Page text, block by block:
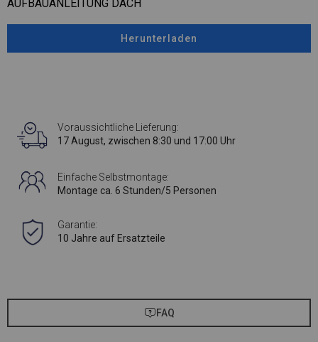
AUFBAUANLEITUNG DACH
Herunterladen
Voraussichtliche Lieferung:
17 August, zwischen 8:30 und 17:00 Uhr
Einfache Selbstmontage:
Montage ca. 6 Stunden/5 Personen
Garantie:
10 Jahre auf Ersatzteile
FAQ